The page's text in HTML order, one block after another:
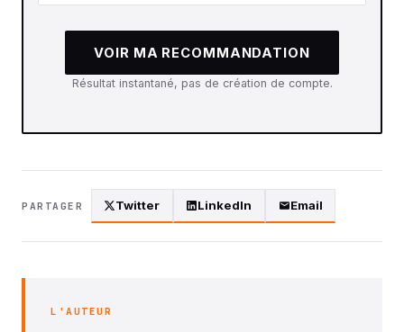
VOIR MA RECOMMANDATION
Résultat instantané, pas de création de compte.
PARTAGER Twitter LinkedIn Email
L'AUTEUR